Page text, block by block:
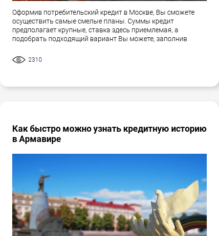
Оформив потребительский кредит в Москве, Вы сможете
осуществить самые смелые планы. Суммы кредит
предполагает крупные, ставка здесь приемлемая, а
подобрать подходящий вариант Вы можете, заполнив
2310
Как быстро можно узнать кредитную историю
в Армавире